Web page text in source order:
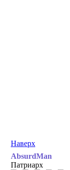
Наверх
AbsurdMan
Патриарх